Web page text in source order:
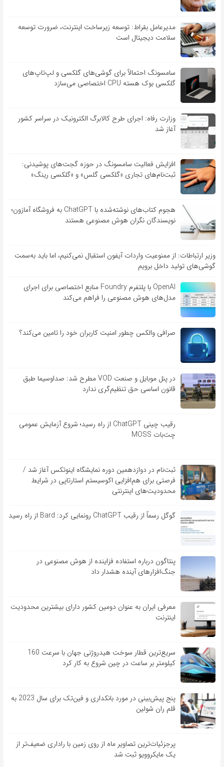
مدیرعامل بقراط: توسعه زیرساخت اینترنت، ضرورت توسعه
سلامت دیجیتال است
سامسونگ احتمالاً برای گوشی‌های گلکسی و لپ‌تاپ‌های
گلکسی بوک هسته CPU اختصاصی می‌سازد
وزارت رفاه: اجرای طرح کالابرگ الکترونیک در سراسر کشور
آغاز شد
افزایش فعالیت سامسونگ در حوزه گجت‌های پوشیدنی:
ثبت‌نام‌های تجاری «گلکسی گلس» و «گلکسی رینگ»
هجوم کتاب‌های نوشته‌شده با ChatGPT به فروشگاه آمازون؛
نویسندگان نگران هوش مصنوعی هستند
وزیر ارتباطات: از ممنوعیت واردات آیفون استقبال نمی‌کنیم، اما باید به‌سمت
گوشی‌های تولید داخل برویم
OpenAI با پلتفرم Foundry منابع اختصاصی برای اجرای
مدل‌های هوش مصنوعی را فراهم می‌کند
صرافی والکس چطور امنیت کاربران خود را تامین می‌کند؟
در پنل موبایل و صنعت VOD مطرح شد: صداوسیما طبق
قانون اساسی حق تنظیم‌گری ندارد
رقیب چینی ChatGPT از راه رسید؛ شروع آزمایش عمومی
چت‌بات MOSS
ثبت‌نام در دوازدهمین دوره نمایشگاه اینوتکس آغاز شد /
فرصتی برای هم‌افزایی اکوسیستم استارتاپی در شرایط
محدودیت‌های اینترنتی
گوگل رسماً از رقیب ChatGPT رونمایی کرد: Bard از راه رسید
پنتاگون درباره استفاده فزاینده از هوش مصنوعی در
جنگ‌افزارهای آینده هشدار داد
معرفی ایران به عنوان دومین کشور دارای بیشترین محدودیت
اینترنت
سریع‌ترین قطار سوخت هیدروژنی جهان با سرعت 160
کیلومتر بر ساعت در چین شروع به کار کرد
پنج پیش‌بینی در مورد بانکداری و فین‌تک برای سال 2023 به
قلم ران شولین
پرجزئیات‌ترین تصاویر ماه از روی زمین با راداری ضعیف‌تر از
یک مایکروویو ثبت شد